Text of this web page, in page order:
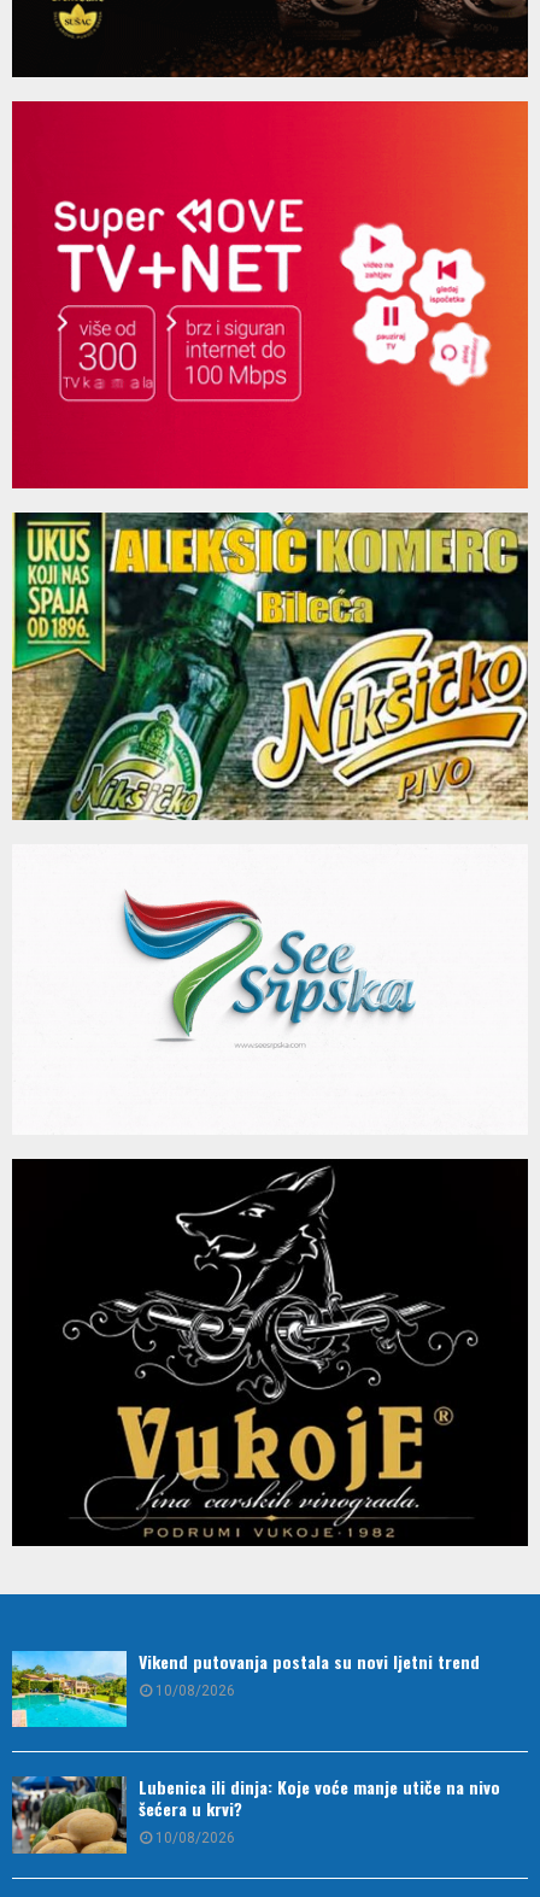
Vikend putovanja postala su novi ljetni trend
10/08/2026
Lubenica ili dinja: Koje voće manje utiče na nivo
šećera u krvi?
10/08/2026